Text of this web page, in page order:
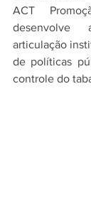
ACT
desenvolve
articulação
de políticas
controle do